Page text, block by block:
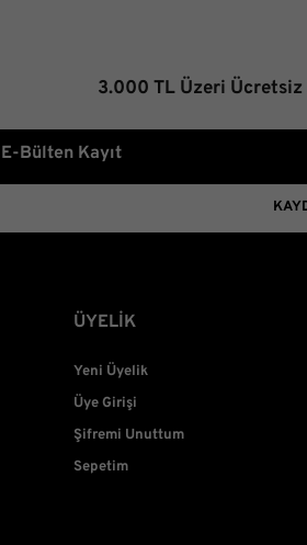
3.000 TL Üzeri Ücretsiz
E-Bülten Kayıt
ÜYELİK
Yeni Üyelik
Üye Girişi
Şifremi Unuttum
Sepetim